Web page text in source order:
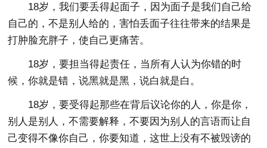
18岁，我们要丢得起面子，因为面子是我们自己给
自己的，不是别人给的，害怕丢面子往往带来的结果是
打肿脸充胖子，使自己更痛苦。
18岁，要担当得起责任，当所有人认为你错的时
候，你就是错，说黑就是黑，说白就是白。
18岁，要受得起那些在背后议论你的人，你是你，
别人是别人，不需要解释，不要因为别人的言语而让自
己变得不像你自己，你要知道，这世上没有不被毁谤的